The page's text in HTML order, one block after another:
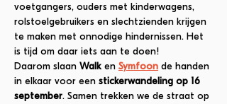
voetgangers, ouders met kinderwagens,
rolstoelgebruikers en slechtzienden krijgen
te maken met onnodige hindernissen. Het
is tijd om daar iets aan te doen!
Daarom slaan Walk en Symfoon de handen
in elkaar voor een stickerwandeling op 16
september. Samen trekken we de straat op